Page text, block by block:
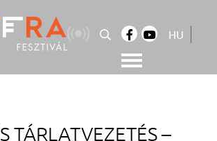
HU
TÁRLATVEZETÉS –